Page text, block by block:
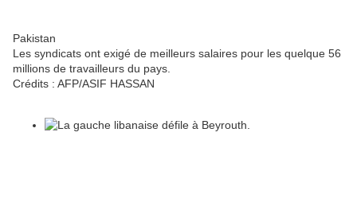
Pakistan
Les syndicats ont exigé de meilleurs salaires pour les quelque 56
millions de travailleurs du pays.
Crédits : AFP/ASIF HASSAN